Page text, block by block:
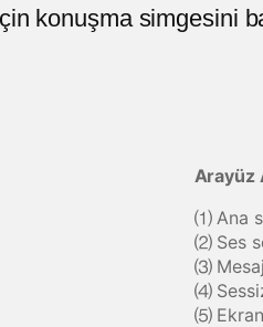
konuşma simgesini
Arayüz
⑴ Ana
⑵ Ses
⑶
⑷
⑸ Ekran